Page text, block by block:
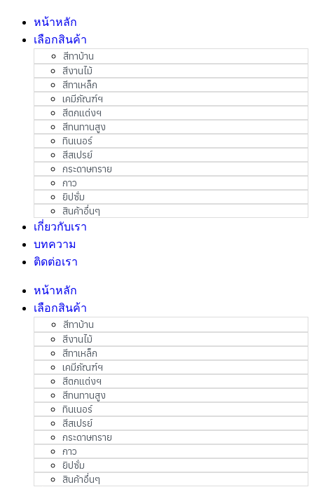
หน้าหลัก
เลือกสินค้า
สีทาบ้าน
สีงานไม้
สีทาเหล็ก
เคมีภัณฑ์ฯ
สีตกแต่งฯ
สีทนทานสูง
ทินเนอร์
สีสเปรย์
กระดาษทราย
กาว
ยิปซั่ม
สินค้าอื่นๆ
เกี่ยวกับเรา
บทความ
ติดต่อเรา
หน้าหลัก
เลือกสินค้า
สีทาบ้าน
สีงานไม้
สีทาเหล็ก
เคมีภัณฑ์ฯ
สีตกแต่งฯ
สีทนทานสูง
ทินเนอร์
สีสเปรย์
กระดาษทราย
กาว
ยิปซั่ม
สินค้าอื่นๆ